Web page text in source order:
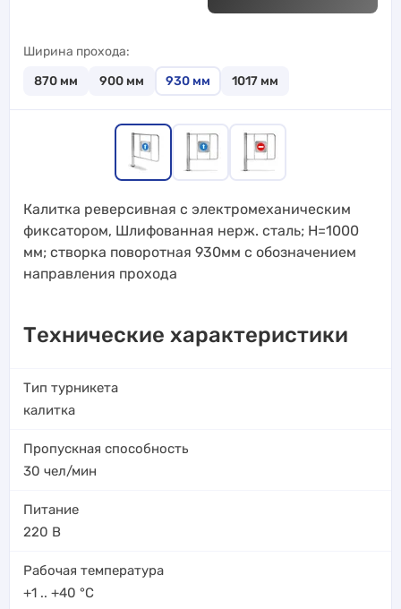
Ширина прохода
870 мм 900 мм 930 мм 1017 мм
Калитка реверсивная с электромеханическим
фиксатором, Шлифованная нерж. сталь; Н=1000
мм; створка поворотная 930мм с обозначением
направления прохода
Технические характеристики
Тип турникета
калитка
Пропускная способность
30 чел/мин
Питание
220 В
Рабочая температура
+1 .. +40 °C